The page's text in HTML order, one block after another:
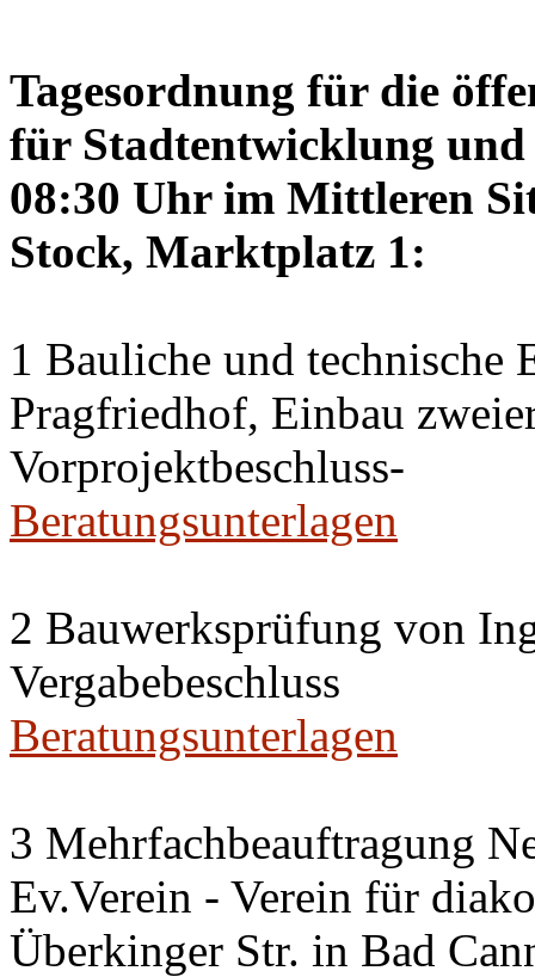
Tagesordnung für die
für Stadtentwicklung und
08:30 Uhr im Mittleren
Stock, Marktplatz 1:
1 Bauliche und technische
Pragfriedhof, Einbau
Vorprojektbeschluss-
Beratungsunterlagen
2 Bauwerksprüfung von
Vergabebeschluss
Beratungsunterlagen
3 Mehrfachbeauftragung
Ev.Verein - Verein für
Überkinger Str. in Bad